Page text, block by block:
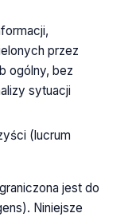
przez
ogólny, bez
sytuacji
(lucrum
jest do
Niniejsze